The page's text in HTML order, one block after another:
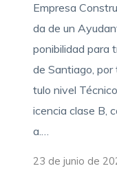
Empresa
da de un
ponibilidad para
de Santiago,
tulo nivel
icencia clase B,
a.…
23 de junio de